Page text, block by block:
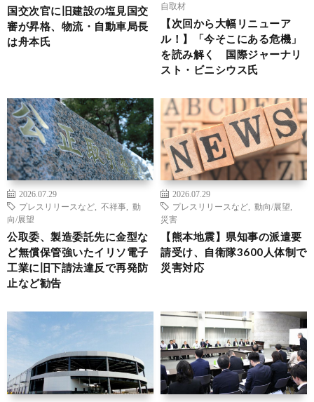
国交次官に旧建設の塩見国交
審が昇格、物流・自動車局長
は舟本氏
自取材
【次回から大幅リニューア
ル！】「今そこにある危機」
を読み解く 国際ジャーナリ
スト・ビニシウス氏
2026.07.29
プレスリリースなど
不祥事
動
向/展望
公取委、製造委託先に金型な
ど無償保管強いたイリソ電子
工業に旧下請法違反で再発防
止など勧告
2026.07.29
プレスリリースなど
動向/展望
災害
【熊本地震】県知事の派遣要
請受け、自衛隊3600人体制で
災害対応